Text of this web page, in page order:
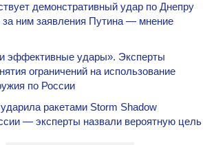
демонстративный удар по Днепру
ним заявления Путина — мнение
эффективные удары». Эксперты
ограничений на использование
по России
ракетами Storm Shadow
— эксперты назвали вероятную цель